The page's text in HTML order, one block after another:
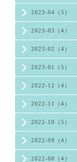
2023-04（5）
2023-03（4）
2023-02（4）
2023-01（5）
2022-12（4）
2022-11（4）
2022-10（5）
2022-09（4）
2022-08（4）